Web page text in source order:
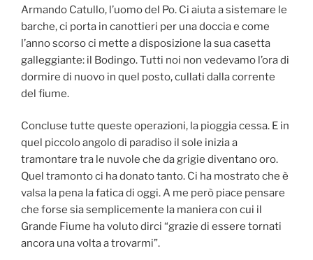
Armando Catullo, l’uomo del Po. Ci aiuta a sistemare le
barche, ci porta in canottieri per una doccia e come
l’anno scorso ci mette a disposizione la sua casetta
galleggiante: il Bodingo. Tutti noi non vedevamo l’ora di
dormire di nuovo in quel posto, cullati dalla corrente
del fiume.
Concluse tutte queste operazioni, la pioggia cessa. E in
quel piccolo angolo di paradiso il sole inizia a
tramontare tra le nuvole che da grigie diventano oro.
Quel tramonto ci ha donato tanto. Ci ha mostrato che è
valsa la pena la fatica di oggi. A me però piace pensare
che forse sia semplicemente la maniera con cui il
Grande Fiume ha voluto dirci “grazie di essere tornati
ancora una volta a trovarmi”.